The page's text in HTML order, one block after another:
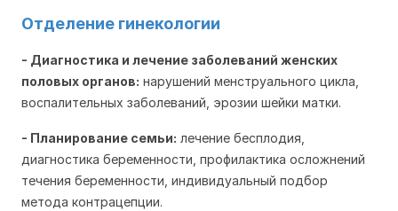
Отделение гинекологии
- Диагностика и лечение заболеваний женских
половых органов: нарушений менструального цикла,
воспалительных заболеваний, эрозии шейки матки.
- Планирование семьи: лечение бесплодия,
диагностика беременности, профилактика осложнений
течения беременности, индивидуальный подбор
метода контрацепции.